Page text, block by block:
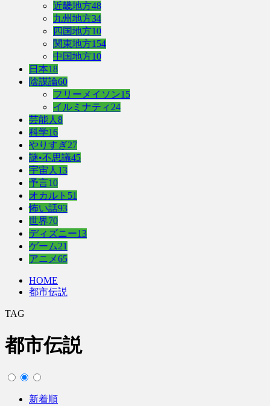
近畿地方48
九州地方34
四国地方10
関東地方154
中国地方10
日本18
陰謀論60
フリーメイソン15
イルミナティ 24
芸能人 8
科学16
やりすぎ27
謎•不思議45
宇宙人 13
予言10
オカルト 51
怖い話93
世界70
ディズニー13
ゲーム21
アニメ65
HOME
都市伝説
TAG
都市伝説
新着順